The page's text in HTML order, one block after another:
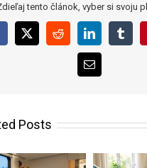
tento článok, vyber si svoju
X RedditLinkedIn
Email
Posts